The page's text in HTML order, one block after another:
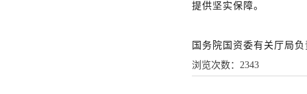
提供坚实保障。
国务院国资委有关厅局
浏览次数： 2343